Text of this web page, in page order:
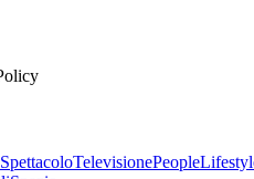
SpettacoloTelevisionePeople